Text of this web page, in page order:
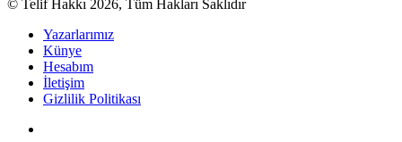
© Telif Hakkı 2026, Tüm Hakları Saklıdır
Yazarlarımız
Künye
Hesabım
İletişim
Gizlilik Politikası